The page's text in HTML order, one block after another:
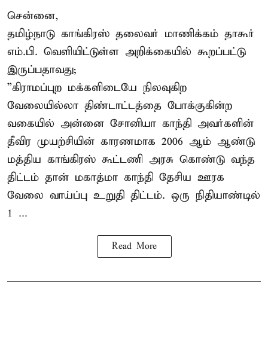
சென்னை,
தமிழ்நாடு காங்கிரஸ் தலைவர் மாணிக்கம் தாகூர்
எம்.பி. வெளியிட்டுள்ள அறிக்கையில் கூறப்பட்டு
இருப்பதாவது;
”கிராமப்புற மக்களிடையே நிலவுகிற
வேலையில்லா திண்டாட்டத்தை போக்குகின்ற
வகையில் அன்னை சோனியா காந்தி அவர்களின்
தீவிர முயற்சியின் காரணமாக 2006 ஆம் ஆண்டு
மத்திய காங்கிரஸ் கூட்டணி அரசு கொண்டு வந்த
திட்டம் தான் மகாத்மா காந்தி தேசிய ஊரக
வேலை வாய்ப்பு உறுதி திட்டம். ஒரு நிதியாண்டில்
1 ...
Read More